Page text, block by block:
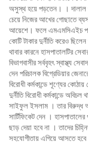
অসুস্থ হয়ে পড়তেন। । দালাল
চেয়ে নিজের আখের গোছাতে
আয়েশে। ফলে এমএমসিএইচ
কোটি টাকার দুর্নীতি করেও
থাবার কারনে হাসপাতালটির
বিভাগবাসীর সর্ববৃহৎ স্বাস্থ্য
দেন পরিচালক বিগ্রেডিয়ার
বিরোধী কর্মকান্ডে শূণ্যের
দুর্নীতি বিরোধী কর্মকান্ডে
সাইফুল ইসলাম । তার বিরুদ্ধ
সার্টিফিকেট দেন ।
ছাড় দেয়া হবে না । তাদের
সহযোগীতায় এগিয়ে আসতে